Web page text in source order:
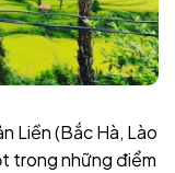
Liền (Bắc Hà, Lào
trong những điểm